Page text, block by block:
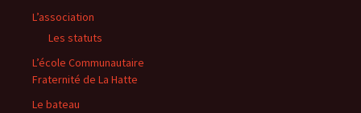
L’association
Les statuts
L’école Communautaire
Fraternité de La Hatte
Le bateau